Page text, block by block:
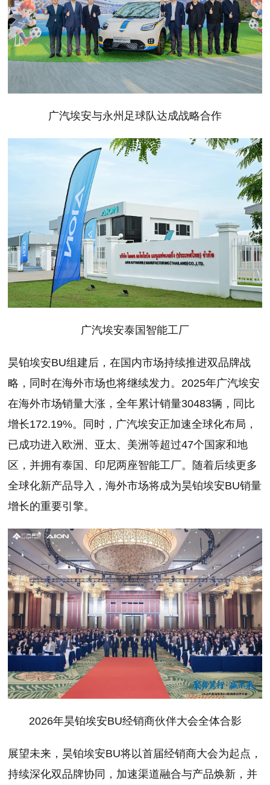
广汽埃安与永州足球队达成战略合作
广汽埃安泰国智能工厂
昊铂埃安BU组建后，在国内市场持续推进双品牌战
略，同时在海外市场也将继续发力。2025年广汽埃安
在海外市场销量大涨，全年累计销量30483辆，同比
增长172.19%。同时，广汽埃安正加速全球化布局，
已成功进入欧洲、亚太、美洲等超过47个国家和地
区，并拥有泰国、印尼两座智能工厂。随着后续更多
全球化新产品导入，海外市场将成为昊铂埃安BU销量
增长的重要引擎。
2026年昊铂埃安BU经销商伙伴大会全体合影
展望未来，昊铂埃安BU将以首届经销商大会为起点，
持续深化双品牌协同，加速渠道融合与产品焕新，并